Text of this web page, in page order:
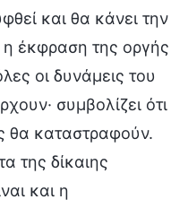
και θα κάνει την
έκφραση της οργής
οι δυνάμεις του
συμβολίζει ότι
θα καταστραφούν.
της δίκαιης
και η